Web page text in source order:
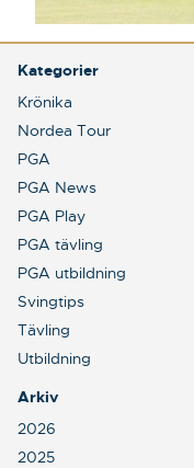
Kategorier
Krönika
Nordea Tour
PGA
PGA News
PGA Play
PGA tävling
PGA utbildning
Svingtips
Tävling
Utbildning
Arkiv
2026
2025